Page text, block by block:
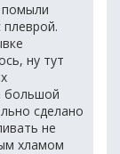
помыли
ну тут
большой
сделано
не
хламом